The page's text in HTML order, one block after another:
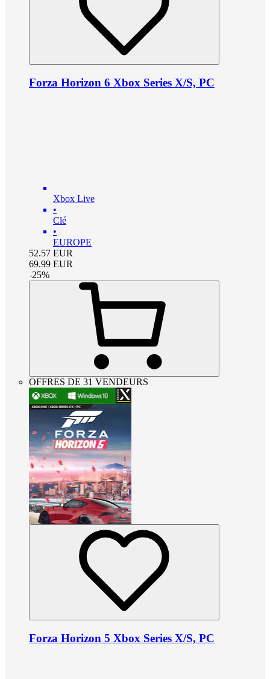
Forza Horizon 6 Xbox Series X/S, PC
Xbox Live
•
Clé
•
EUROPE
52.57 EUR
69.99 EUR
-25%
OFFRES DE 31 VENDEURS
Forza Horizon 5 Xbox Series X/S, PC